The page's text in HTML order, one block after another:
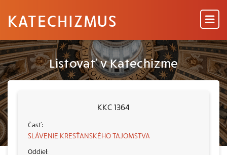
KATECHIZMUS
Listovať v Katechizme
KKC 1364
SLÁVENIE KRESŤANSKÉHO TAJOMSTVA